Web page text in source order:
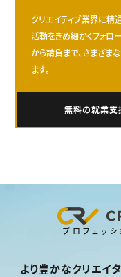
クリエイティブ業界に精
活動をきめ細かくフォロ
から請負まで、さまざ
ます。
無料の就業支
プロフェッ
より豊かなクリエイ